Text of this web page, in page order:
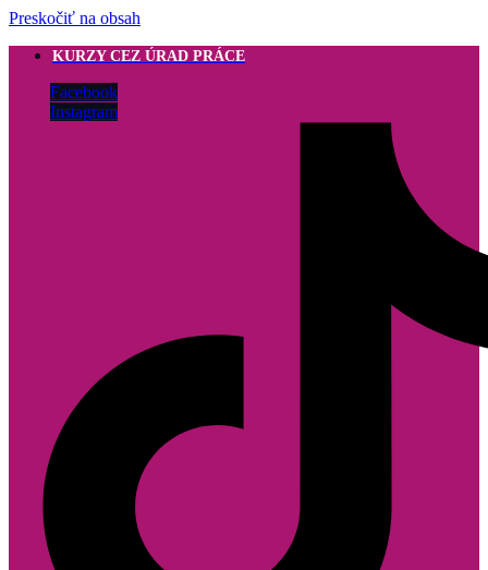
Preskočiť na obsah
KURZY CEZ ÚRAD PRÁCE
Facebook
Instagram